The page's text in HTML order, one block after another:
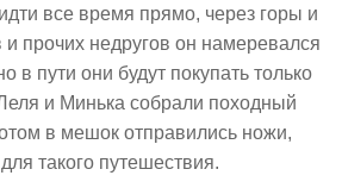
все время прямо, через горы и
прочих недругов он намеревался
в пути они будут покупать только
и Минька собрали походный
в мешок отправились ножи,
такого путешествия.